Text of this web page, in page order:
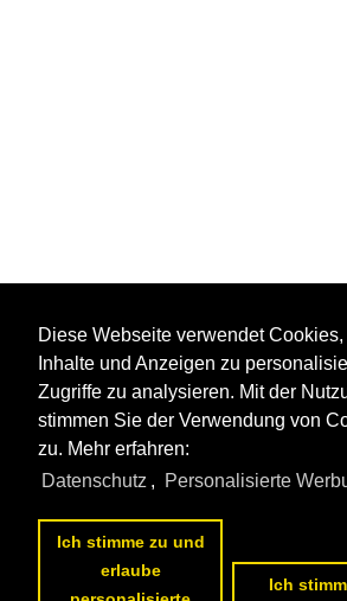
Diese Webseite verwendet Cookies,
Inhalte und Anzeigen zu
Zugriffe zu analysieren. Mit der
stimmen Sie der Verwendung von
zu. Mehr erfahren:
Datenschutz , Personalisierte
Ich stimme zu und
erlaube
Ich